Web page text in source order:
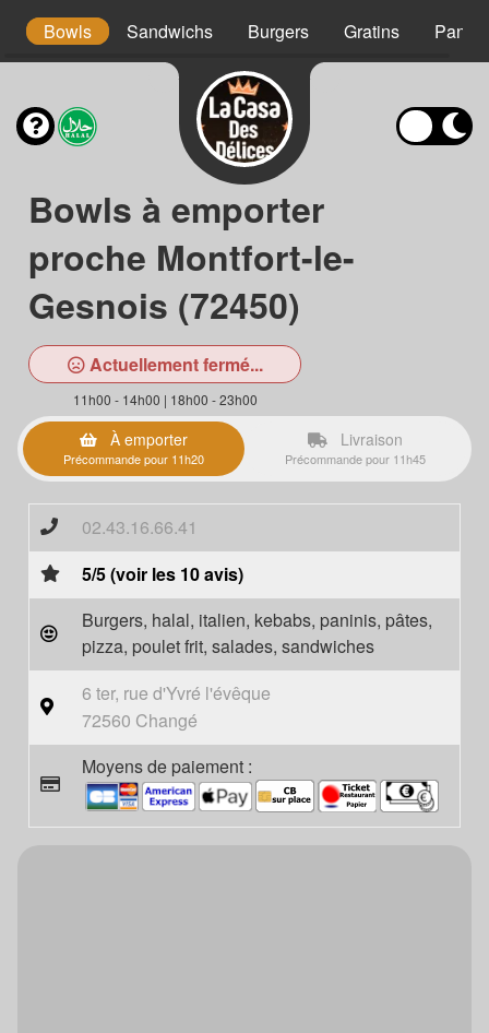
Bowls Sandwichs Burgers Gratins
Bowls à emporter
proche Montfort-le-
Gesnois (72450)
Actuellement fermé...
11h00 - 14h00 | 18h00 - 23h00
À emporter
Précommande pour 11h20
Livraison
Précommande pour 11h45
02.43.16.66.41
5/5 (voir les 10 avis)
Burgers, halal, italien, kebabs, paninis, pâtes,
pizza, poulet frit, salades, sandwiches
6 ter, rue d'Yvré l'évêque
72560 Changé
Moyens de paiement :